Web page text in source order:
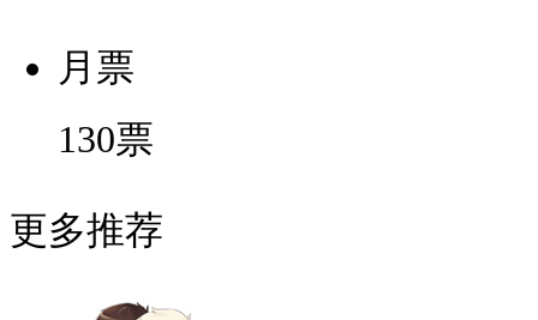
月票
130票
更多推荐